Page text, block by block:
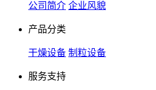
公司简介 企业风貌
产品分类
干燥设备 制粒设备
服务支持